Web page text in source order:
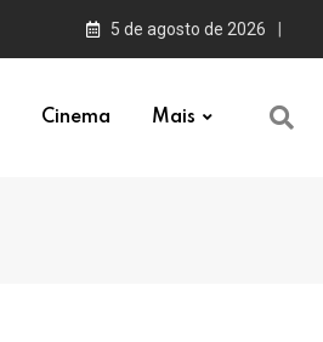
5 de agosto de 2026
Cinema Mais